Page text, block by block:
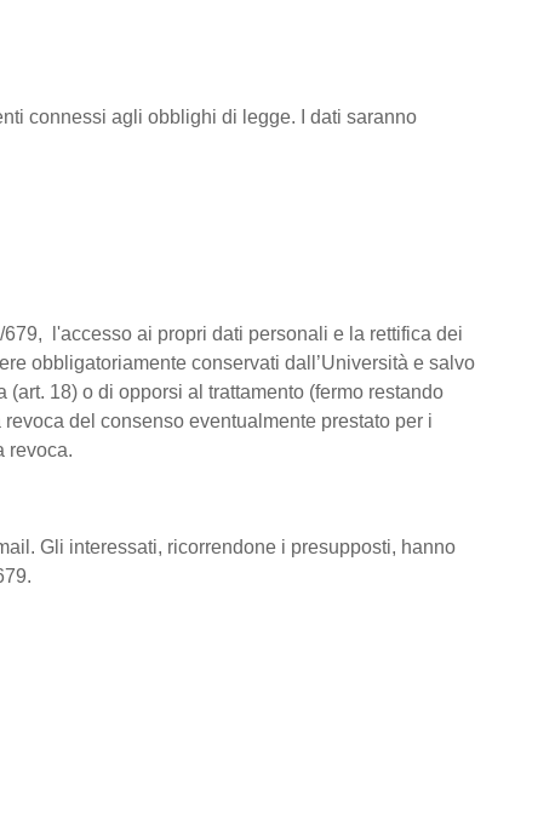
connessi agli obblighi di legge. I dati saranno
l'accesso ai propri dati personali e la rettifica dei
obbligatoriamente conservati dall’Università e salvo
18) o di opporsi al trattamento (fermo restando
del consenso eventualmente prestato per i
revoca.
Gli interessati, ricorrendone i presupposti, hanno